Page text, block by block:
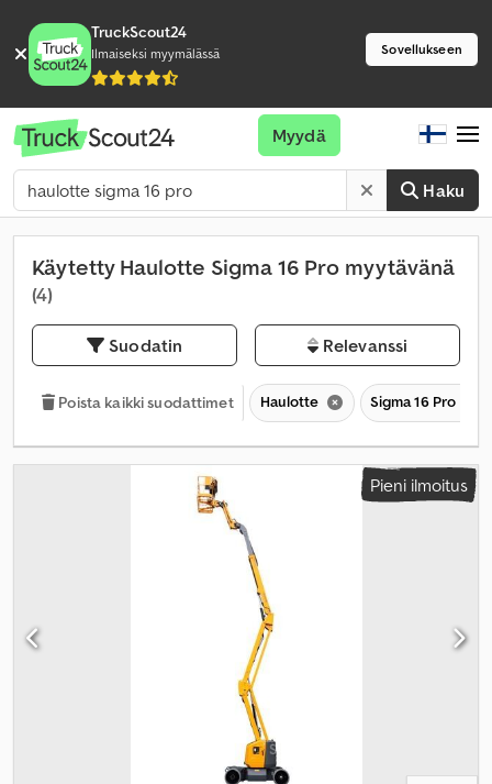
TruckScout24
Ilmaiseksi myymälässä Sovellukseen
Haku
Myydä
Käytetty Haulotte Sigma 16 Pro myytävänä
(4)
Suodatin Relevanssi
Poista kaikki suodattimet Haulotte Sigma 16 Pro
Pieni ilmoitus